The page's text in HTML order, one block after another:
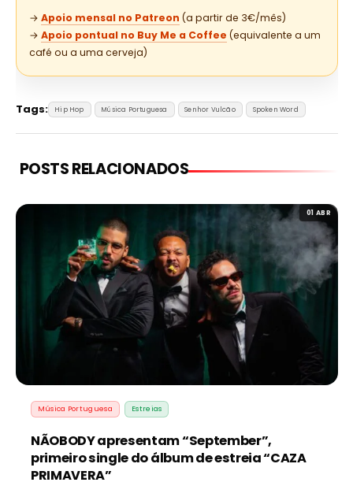
→ Apoio mensal no Patreon (a partir de 3€/mês)
→ Apoio pontual no Buy Me a Coffee (equivalente a um
café ou a uma cerveja)
Tags: Hip Hop Música Portuguesa Senhor Vulcão Spoken Word
POSTS RELACIONADOS
01 ABR
Música Portuguesa Estreias
NÃOBODY apresentam “September”,
primeiro single do álbum de estreia “CAZA
PRIMAVERA”